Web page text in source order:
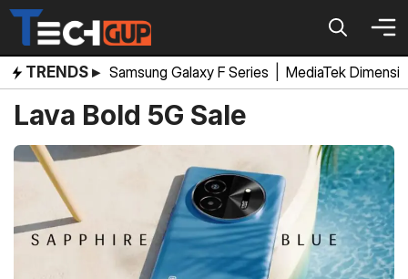
Skip
content
TRENDS ▸ Samsung Galaxy F Series MediaTek
Lava Bold 5G Sale